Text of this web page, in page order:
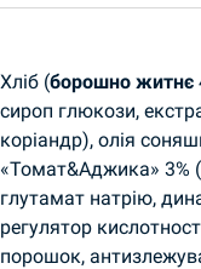
Хліб (борошно житнє
сироп глюкози,
коріандр), олія
«Томат&Аджика» 3%
глутамат натрію,
регулятор
порошок,